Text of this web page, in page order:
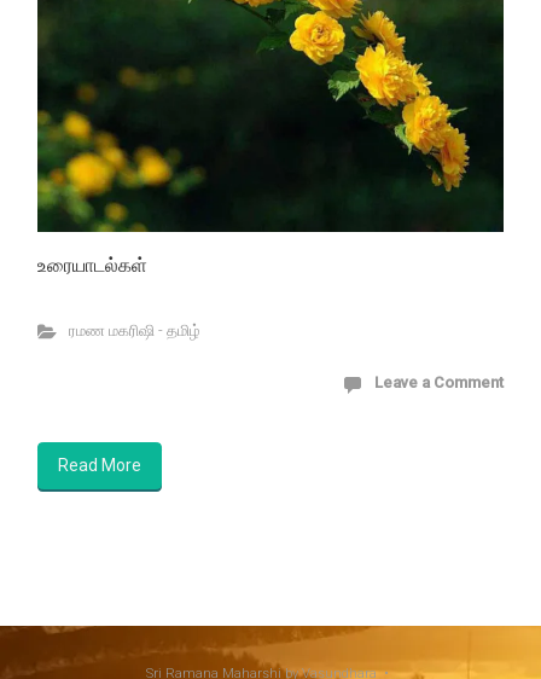
உரையாடல்கள்
ரமண மகரிஷி - தமிழ்
Leave a Comment
Read More
Sri Ramana Maharshiby Vasundhara •